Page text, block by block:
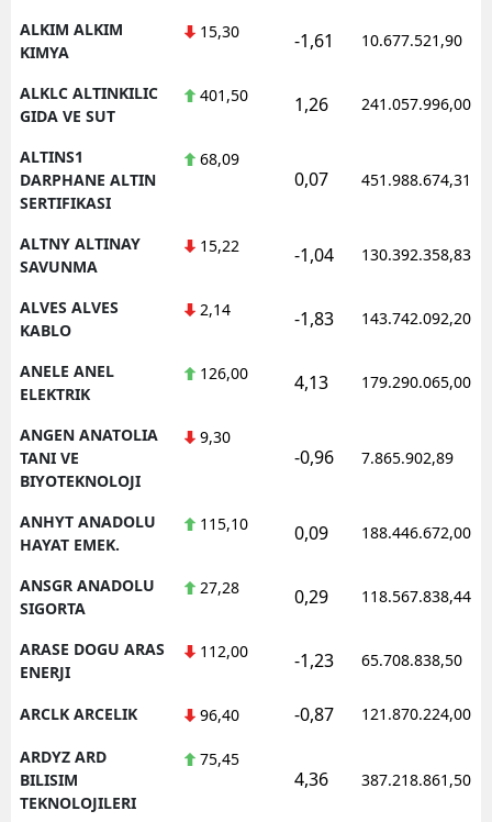
ALKIM ALKIM
KIMYA
15,30 -1,61 10.677.521,90
ALKLC ALTINKILIC
GIDA VE SUT
401,50 1,26 241.057.996,00
ALTINS1
DARPHANE ALTIN
SERTIFIKASI
68,09
0,07 451.988.674,31
ALTNY ALTINAY
SAVUNMA
15,22 -1,04 130.392.358,83
ALVES ALVES
KABLO
2,14 -1,83 143.742.092,20
ANELE ANEL
ELEKTRIK
126,00 4,13 179.290.065,00
ANGEN ANATOLIA
TANI VE
BIYOTEKNOLOJI
9,30
-0,96 7.865.902,89
ANHYT ANADOLU
HAYAT EMEK.
115,10 0,09 188.446.672,00
ANSGR ANADOLU
SIGORTA
27,28 0,29 118.567.838,44
ARASE DOGU ARAS
ENERJI
112,00 -1,23 65.708.838,50
ARCLK ARCELIK 96,40 -0,87 121.870.224,00
ARDYZ ARD
BILISIM
TEKNOLOJILERI
75,45
4,36 387.218.861,50